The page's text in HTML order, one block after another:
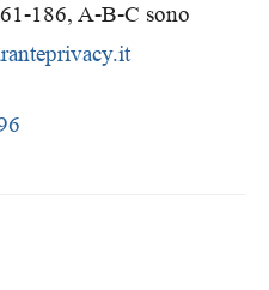
186, A-B-C sono